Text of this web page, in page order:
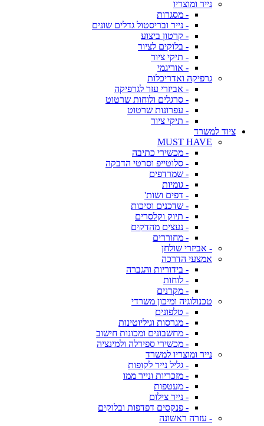
נייר ומוצריו
- מסגרות
- נייר ובריסטול גדלים שונים
- קרטון ביצוע
- בלוקים לציור
- תיקי ציור
- אוריגמי
גרפיקה ואדריכלות
- אביזרי עזר לגרפיקה
- סרגלים ולוחות שרטוט
- עפרונות שרטוט
- תיקי ציור
ציוד למשרד
MUST HAVE
- מכשירי כתיבה
- סלוטייפ וסרטי הדבקה
- שמרדפים
- גומיות
- דפים ושות'
- שדכנים וסיכות
- תיוק וקלסרים
- נעצים מהדקים
- מחוררים
- אביזרי שולחן
אמצעי הדרכה
- בידוריות והגברה
- לוחות
- מקרנים
טכנולוגיה ומיכון משרדי
- טלפונים
- מגרסות וגיליוטינות
- מחשבונים ומכונות חישוב
- מכשירי ספירלה ולמינציה
נייר ומוצריו למשרד
- גליל נייר לקופות
- מזכריות ונייר ממו
- מעטפות
- נייר צילום
- פנקסים דפדפות ובלוקים
- עזרה ראשונה